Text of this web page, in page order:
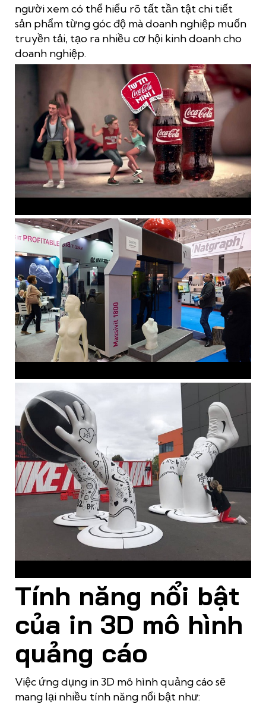
người xem có thể hiểu rõ tất tần tật chi tiết
sản phẩm từng góc độ mà doanh nghiệp muốn
truyền tải, tạo ra nhiều cơ hội kinh doanh cho
doanh nghiệp.
Tính năng nổi bật
của in 3D mô hình
quảng cáo
Việc ứng dụng in 3D mô hình quảng cáo sẽ
mang lại nhiều tính năng nổi bật như: